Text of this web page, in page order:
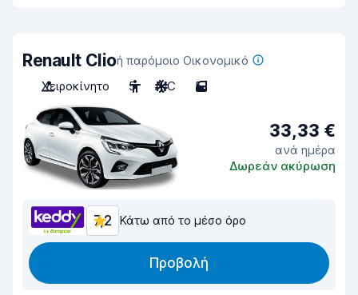
Renault Clioή παρόμοιο Οικονομικό
Χειροκίνητο
5 A/C 5
33,33 €
ανά ημέρα
Δωρεάν ακύρωση
7,2 Κάτω από το μέσο όρο
Προβολή